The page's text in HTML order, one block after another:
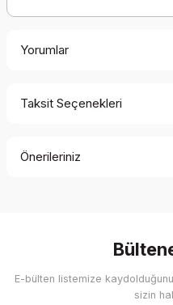
Yorumlar
Taksit Seçenekleri
Önerileriniz
Görüş ve önerileriniz için
Ürün resmi kalitesiz, bozuk
E-bülten listemize
sizin